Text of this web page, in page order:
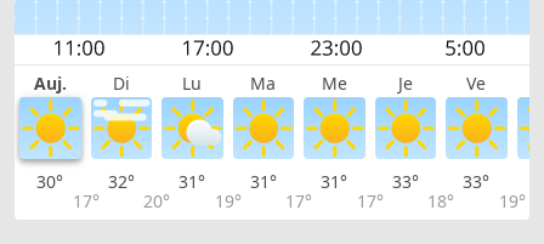
Auj. Di Lu Ma Me Je Ve
30°
17°
32°
20°
31°
19°
31°
17°
31°
17°
33°
18°
33°
19°